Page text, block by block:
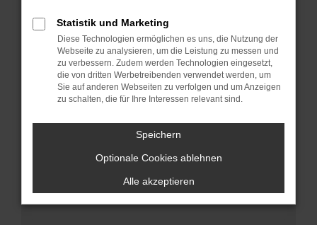
Betriebssystem auf dem neuesten Stand
sind.
Veraltete Software birgt nicht nur ein
Sicherheitsrisiko, sondern kann auch dazu
führen, dass bestimmte Funktionen nicht mehr
unterstützt werden.
Wende dich an den Webseitenbetreiber.
Wenn du alle oben genannten Schritte versucht
hast, kontaktiere uns bitte. Wir werden
versuchen, das Problem zu beheben. Du kannst
uns diesen Text schicken, um uns bei der
Statistik und Marketing
Diese Technologien ermöglichen es uns, die Nutzung der
Webseite zu analysieren, um die Leistung zu messen und
zu verbessern. Zudem werden Technologien eingesetzt,
die von dritten Werbetreibenden verwendet werden, um
Sie auf anderen Webseiten zu verfolgen und um Anzeigen
zu schalten, die für Ihre Interessen relevant sind.
Speichern
Optionale Cookies ablehnen
Alle akzeptieren